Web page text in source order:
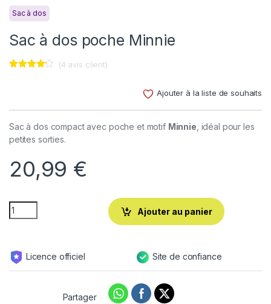
Sac à dos
Sac à dos poche Minnie
notations
(4 avis client)
Ajouter à la liste de souhaits
Sac à dos compact avec poche et motif Minnie , idéal pour les
petites sorties.
20,99 €
Ajouter au panier
Licence officiel Site de confiance
Partager